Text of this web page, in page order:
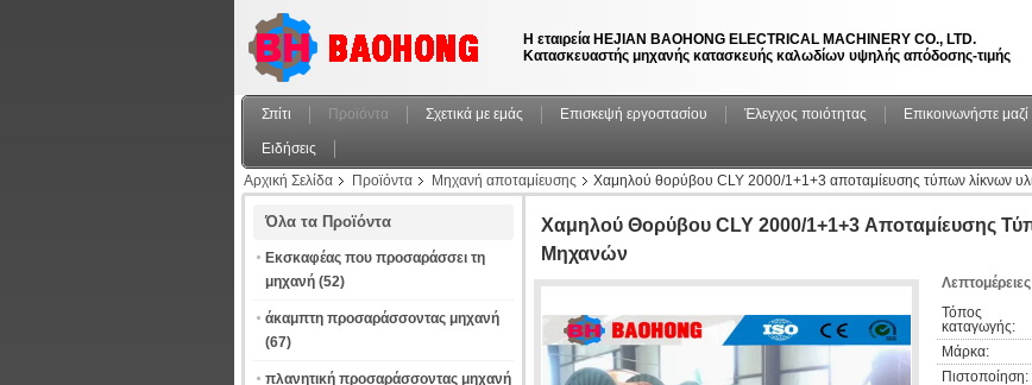
Η εταιρεία HEJIAN BAOHONG ELECTRICAL MACHINERY CO., LTD.
Κατασκευαστής μηχανής κατασκευής καλωδίων υψηλής απόδοσης-τιμής
Σπίτι Προϊόντα Σχετικά με εμάς Επισκεψή εργοστασίου Έλεγχος ποιότητας Επικοινωνήστε
Ειδήσεις
Αρχική Σελίδα
Προϊόντα Μηχανή αποταμίευσης Χαμηλού θορύβου CLY 2000/1+1+3 αποταμίευσης τύπων λίκνων
Όλα τα Προϊόντα
Εκσκαφέας που προσαράσσει τη
μηχανή (52)
άκαμπτη προσαράσσοντας μηχανή
(67)
πλανητική προσαράσσοντας μηχανή
Χαμηλού Θορύβου CLY 2000/1+1+3 Αποταμίευσης
Μηχανών
Τόπος
καταγωγής:
Μάρκα:
Πιστοποίηση: